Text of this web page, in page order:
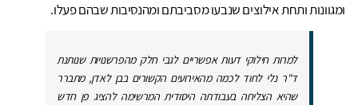
ומגוונות ותחת אילוצים שנבעו מסביבתם ומהנסיבות שבהם פעלו.
למרות חילוקי דעות אפשריים לגבי חלק מהפרשנויות שנותנת
ד"ר נלי לחוד לכמה מהאירועים הקשורים בבן לאדן, מתברר
שהיא הצליחה בעבודתה היסודית המרשימה להציג פן חדש